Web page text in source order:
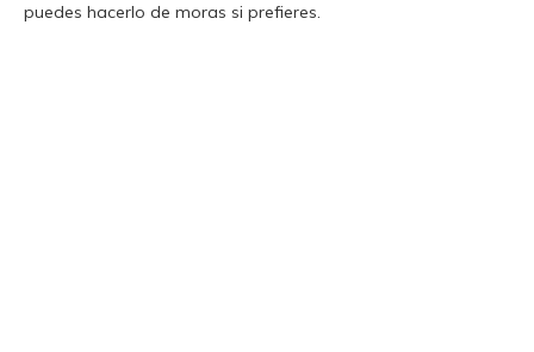
puedes hacerlo de moras si prefieres.